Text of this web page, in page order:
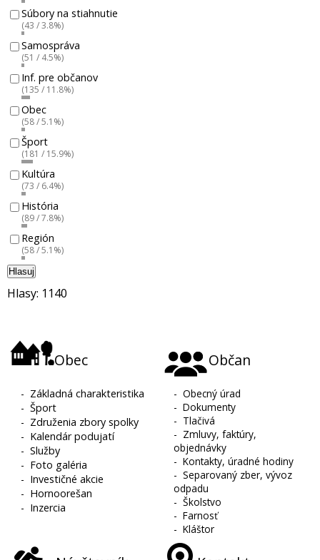
Súbory na stiahnutie
(43 / 3.8%)
Samospráva
(51 / 4.5%)
Inf. pre občanov
(135 / 11.8%)
Obec
(58 / 5.1%)
Šport
(181 / 15.9%)
Kultúra
(73 / 6.4%)
História
(89 / 7.8%)
Región
(58 / 5.1%)
Hlasuj
Hlasy: 1140
Obec
- Základná charakteristika
-Šport
- Združenia zbory spolky
- Kalendár podujatí
-Služby
- Foto galéria
- Investičné akcie
- Hornoorešan
- Inzercia
Občan
-Obecný úrad
-Dokumenty
- Tlačivá
- Zmluvy, faktúry,
objednávky
-Kontakty, úradné hodiny
-Separovaný zber, vývoz
odpadu
-Školstvo
-Farnosť
-Kláštor